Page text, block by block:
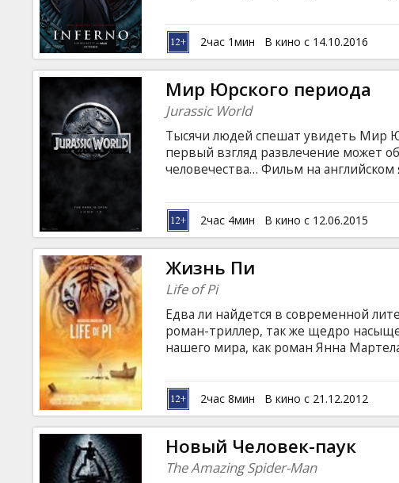
B2B
Клуб
соглашается помочь Роберту.
цепь таинственных событий,
и попытаться справиться с
смертельным вирусом. Фильм на
латышском и русском языках.
2час 1мин В кино с 14.10.2016
Мир Юрского периода
Jurassic World
Тысячи людей спешат увидеть Мир
первый взгляд развлечение может
человечества… Фильм на
формате 2D. Дополнительная
2час 4мин В кино с 12.06.2015
Жизнь Пи
Life of Pi
Едва ли найдется в современной
роман-триллер, так же щедро
нашего мира, как роман Янна
подростка и бенгальского тигра на
дрейфующей в течение девяти
тип взаимоотношений, который
человеком, нельзя назвать ни
2час 8мин В кино с 21.12.2012
Новый Человек-паук
The Amazing Spider-Man